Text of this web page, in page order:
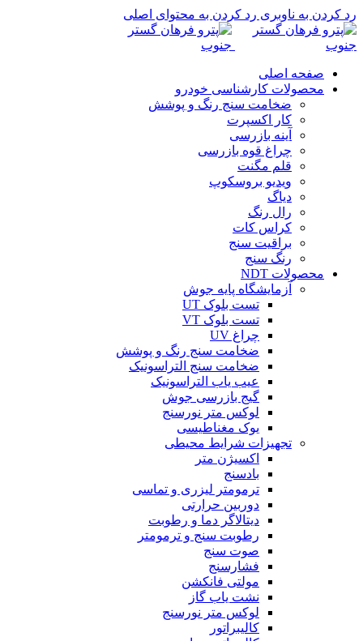
رد کردن به ناوبری رد کردن به محتوای اصلی
صفحه اصلی
محصولات کارشناسی خودرو
ضخامت سنج رنگ و پوشش
کار اکسپرت
آینه بازرسی
چراغ قوه بازرسی
قلم مگنت
ویدیو بروسکوپ
دیاگ
رال رنگ
کراس کات
براقیت سنج
رنگ سنج
محصولات NDT
آزمایشگاه پایه جوش
تست بلوک UT
تست بلوک VT
چراغ UV
ضخامت سنج رنگ و پوشش
ضخامت سنج التراسونیک
عیب یاب التراسونیک
گیج بازرسی جوش
لوکس متر نورسنج
یوک مغناطیسی
تجهیزات شرایط محیطی
اکسیژن متر
بادسنج
ترمومتر لیزری و تماسی
دوربین حرارتی
دیتالاگر دما و رطوبت
رطوبت سنج و ترمومتر
صوت سنج
فشارسنج
مولتی فانکشن
نشت یاب گاز
لوکس متر نورسنج
کالیبراتور